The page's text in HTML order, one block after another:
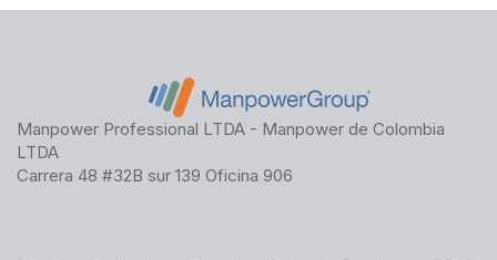
Manpower Professional LTDA - Manpower de Colombia
LTDA
Carrera 48 #32B sur 139 Oficina 906